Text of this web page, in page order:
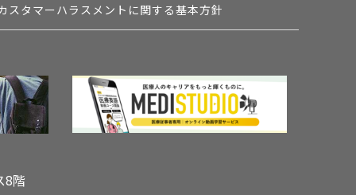
スタマーハラスメントに関する基本方針
8階